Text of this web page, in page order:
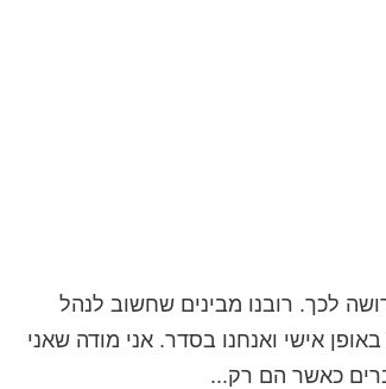
לכך. רובנו מבינים שחשוב לנהל
אישי ואנחנו בסדר. אני מודה שאני
כאשר הם רק...